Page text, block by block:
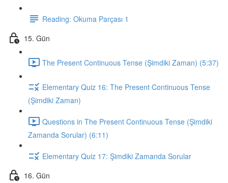
Reading: Okuma Parçası 1
15. Gün
The Present Continuous Tense (Şimdiki Zaman) (5:37)
Elementary Quiz 16: The Present Continuous Tense
(Şimdiki Zaman)
Questions in The Present Continuous Tense (Şimdiki
Zamanda Sorular) (6:11)
Elementary Quiz 17: Şimdiki Zamanda Sorular
16. Gün